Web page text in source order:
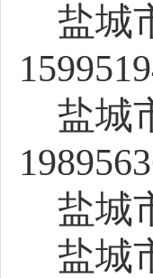
盐城
盐城
盐城
盐城